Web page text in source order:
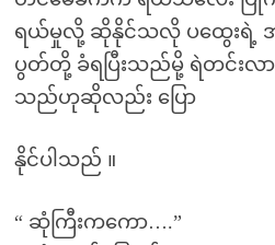
ရယ်မှုလို့ ဆိုနိုင်သလို ပထွေးရဲ့
ပွတ်တို့ ခံရပြီးသည်မို့ ရဲတင်း
သည်ဟုဆိုလည်း ပြော
နိုင်ပါသည် ။
“ ဆုံကြီးကကော….”